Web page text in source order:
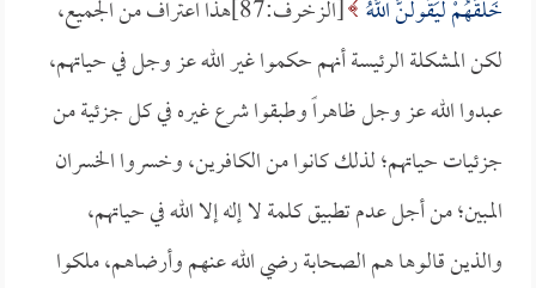
خَلَقَهُمْ لَيَقُولُنَّ اللَّهُ
[الزخرف:87]هذا اعتراف من الجميع،
لكن المشكلة الرئيسة أنهم حكموا غير الله عز وجل في حياتهم،
عبدوا الله عز وجل ظاهراً وطبقوا شرع غيره في كل جزئية من
جزئيات حياتهم؛ لذلك كانوا من الكافرين، وخسروا الخسران
المبين؛ من أجل عدم تطبيق كلمة لا إله إلا الله في حياتهم،
والذين قالوها هم الصحابة رضي الله عنهم وأرضاهم، ملكوا